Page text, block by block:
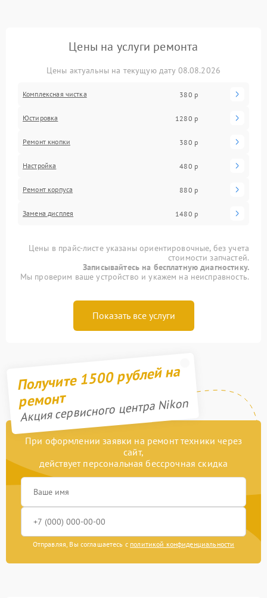
Цены на услуги ремонта
Цены актуальны на текущую дату 08.08.2026
Комплексная чистка 380 р
Юстировка 1280 р
Ремонт кнопки 380 р
Настройка 480 р
Ремонт корпуса 880 р
Замена дисплея 1480 р
Цены в прайс-листе указаны ориентировочные, без учета
стоимости запчастей.
Записывайтесь на бесплатную диагностику.
Мы проверим ваше устройство и укажем на неисправность.
Показать все услуги
Получите 1500 рублей на
ремонт
Акция сервисного центра Nikon
При оформлении заявки на ремонт техники через
сайт,
действует персональная бессрочная скидка
Отправляя, Вы соглашаетесь с политикой конфиденциальности